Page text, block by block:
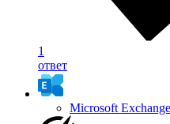
1
ответ
Microsoft